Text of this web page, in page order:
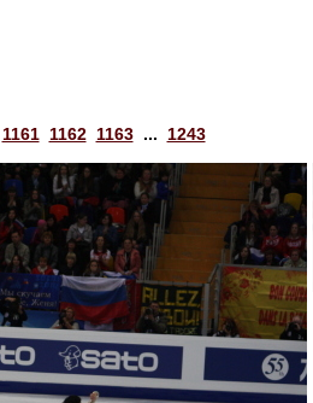
1161 1162 1163... 1243